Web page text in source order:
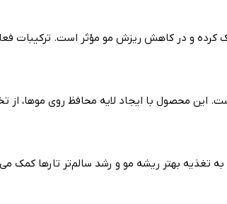
کرده و در کاهش ریزش مو مؤثر است. ترکیبات
محصول با ایجاد لایه محافظ روی موها، از
تغذیه بهتر ریشه مو و رشد سالم‌تر تارها کمک